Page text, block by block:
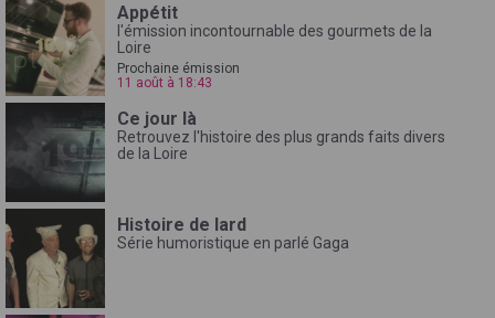
Appétit
l'émission incontournable des gourmets de la
Loire
Prochaine émission
11 août à 18:43
Ce jour là
Retrouvez l'histoire des plus grands faits divers
de la Loire
Histoire de lard
Série humoristique en parlé Gaga